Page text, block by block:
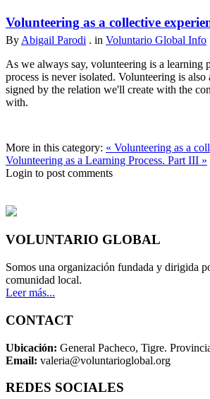
Volunteering as a collective
By Abigail Parodi . in Voluntario Global Info
As we always say, volunteering is a learning
process is never isolated. Volunteering is
signed by the relation we'll create with the
with.
More in this category: « Volunteering as a
Volunteering as a Learning Process. Part III »
Login to post comments
VOLUNTARIO GLOBAL
Somos una organización fundada y dirigida
comunidad local.
Leer más...
CONTACT
Ubicación: General Pacheco, Tigre.
Email: valeria@voluntarioglobal.org
REDES SOCIALES